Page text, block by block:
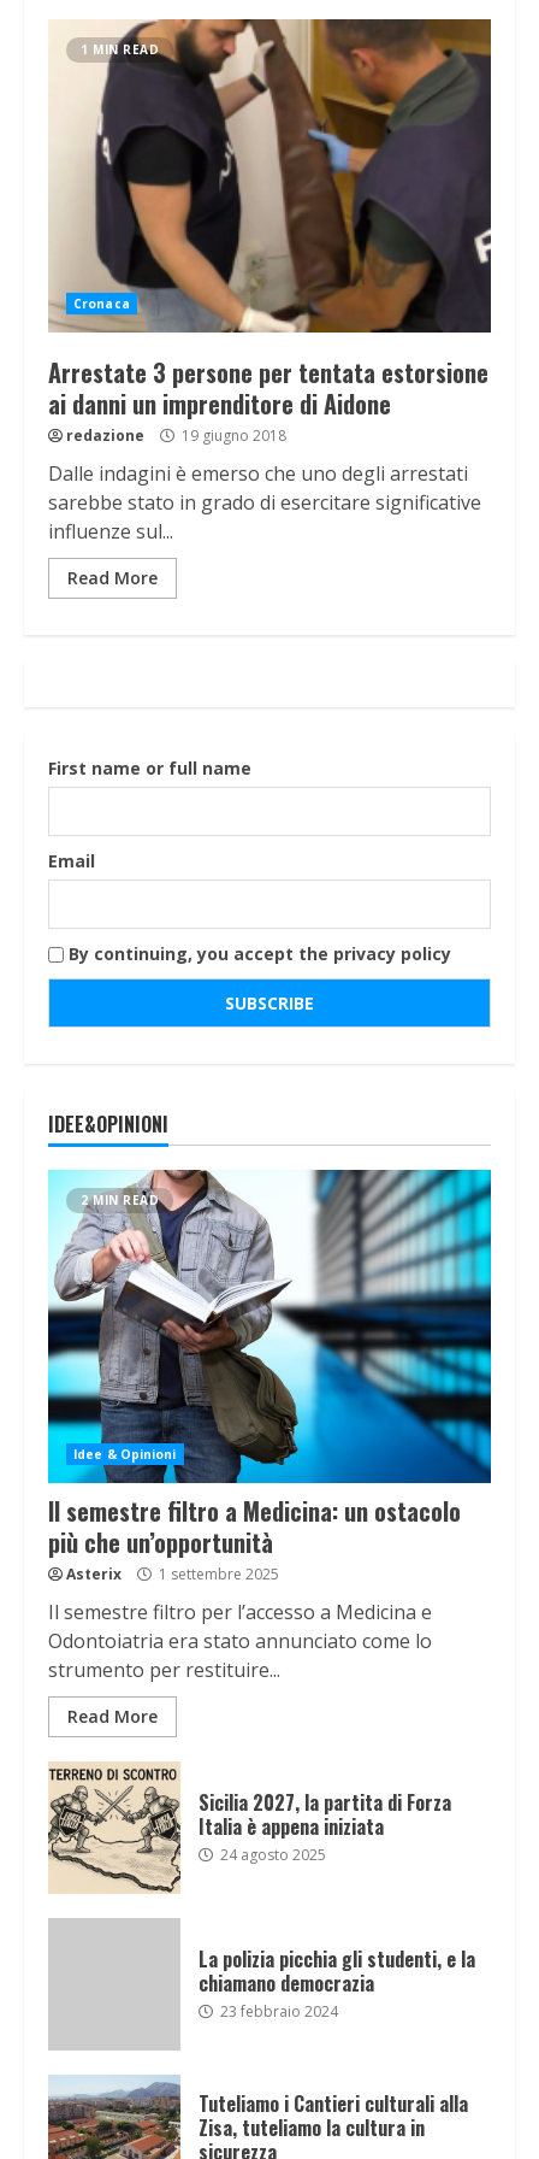
1 MIN READ
Cronaca
Arrestate 3 persone per tentata estorsione
ai danni un imprenditore di Aidone
redazione 19 giugno 2018
Dalle indagini è emerso che uno degli arrestati
sarebbe stato in grado di esercitare significative
influenze sul...
Read More
First name or full name
Email
By continuing, you accept the privacy policy
IDEE&OPINIONI
2 MIN READ
Idee & Opinioni
Il semestre filtro a Medicina: un ostacolo
più che un’opportunità
Asterix 1 settembre 2025
Il semestre filtro per l’accesso a Medicina e
Odontoiatria era stato annunciato come lo
strumento per restituire...
Read More
Sicilia 2027, la partita di Forza
Italia è appena iniziata
24 agosto 2025
La polizia picchia gli studenti, e la
chiamano democrazia
23 febbraio 2024
Tuteliamo i Cantieri culturali alla
Zisa, tuteliamo la cultura in
sicurezza